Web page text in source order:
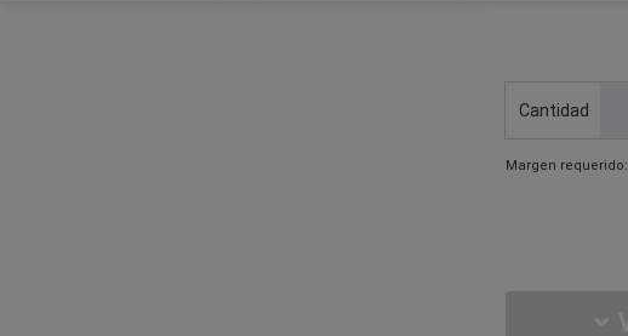
Cantidad
Margen requerido: